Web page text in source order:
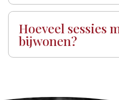
Hoeveel sessies
bijwonen?